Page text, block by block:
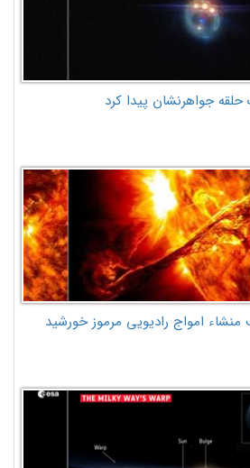
جواهرنشان پیدا کرد
امواج رادیویی مرموز خورشید